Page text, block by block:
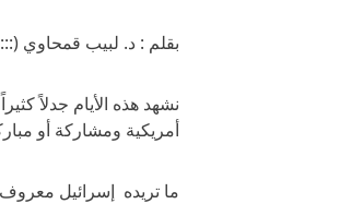
بقلم : د. لبيب قمحاوي
نشهد هذه الأيام جدلاً
أمريكية ومشاركة أو
ما تريده إسرائيل